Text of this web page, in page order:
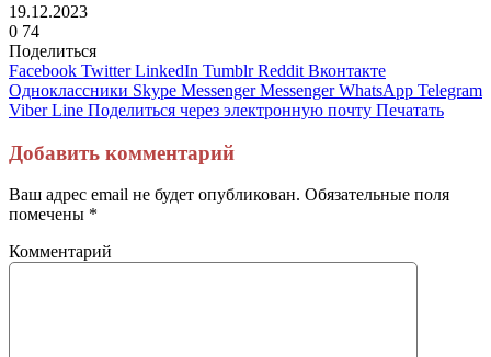
19.12.2023
0 74
Поделиться
Facebook Twitter LinkedIn Tumblr Reddit Вконтакте
Одноклассники Skype Messenger Messenger WhatsApp Telegram
Viber Line Поделиться через электронную почту Печатать
Добавить комментарий
Ваш адрес email не будет опубликован. Обязательные поля
помечены *
Комментарий